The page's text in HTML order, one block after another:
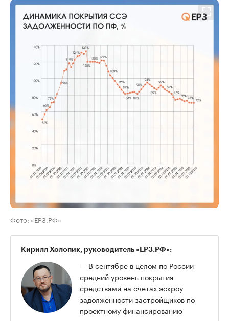
Фото: «ЕРЗ.РФ»
Кирилл Холопик, руководитель «ЕРЗ.РФ»:
— В сентябре в целом по России
средний уровень покрытия
средствами на счетах эскроу
задолженности застройщиков по
проектному финансированию